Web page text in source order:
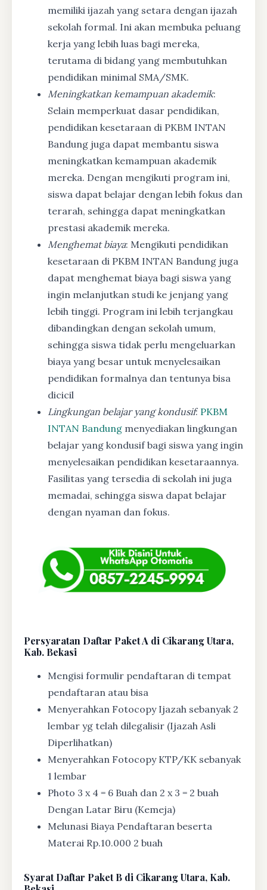
memiliki ijazah yang setara dengan ijazah
sekolah formal. Ini akan membuka peluang
kerja yang lebih luas bagi mereka,
terutama di bidang yang membutuhkan
pendidikan minimal SMA/SMK.
Meningkatkan kemampuan akademik:
Selain memperkuat dasar pendidikan,
pendidikan kesetaraan di PKBM INTAN
Bandung juga dapat membantu siswa
meningkatkan kemampuan akademik
mereka. Dengan mengikuti program ini,
siswa dapat belajar dengan lebih fokus dan
terarah, sehingga dapat meningkatkan
prestasi akademik mereka.
Menghemat biaya: Mengikuti pendidikan
kesetaraan di PKBM INTAN Bandung juga
dapat menghemat biaya bagi siswa yang
ingin melanjutkan studi ke jenjang yang
lebih tinggi. Program ini lebih terjangkau
dibandingkan dengan sekolah umum,
sehingga siswa tidak perlu mengeluarkan
biaya yang besar untuk menyelesaikan
pendidikan formalnya dan tentunya bisa
dicicil
Lingkungan belajar yang kondusif: PKBM
INTAN Bandung menyediakan lingkungan
belajar yang kondusif bagi siswa yang ingin
menyelesaikan pendidikan kesetaraannya.
Fasilitas yang tersedia di sekolah ini juga
memadai, sehingga siswa dapat belajar
dengan nyaman dan fokus.
Persyaratan Daftar Paket A di Cikarang Utara,
Kab. Bekasi
Mengisi formulir pendaftaran di tempat
pendaftaran atau bisa
Menyerahkan Fotocopy Ijazah sebanyak 2
lembar yg telah dilegalisir (Ijazah Asli
Diperlihatkan)
Menyerahkan Fotocopy KTP/KK sebanyak
1 lembar
Photo 3 x 4 = 6 Buah dan 2 x 3 = 2 buah
Dengan Latar Biru (Kemeja)
Melunasi Biaya Pendaftaran beserta
Materai Rp.10.000 2 buah
SyaratDaftar Paket B di Cikarang Utara, Kab.